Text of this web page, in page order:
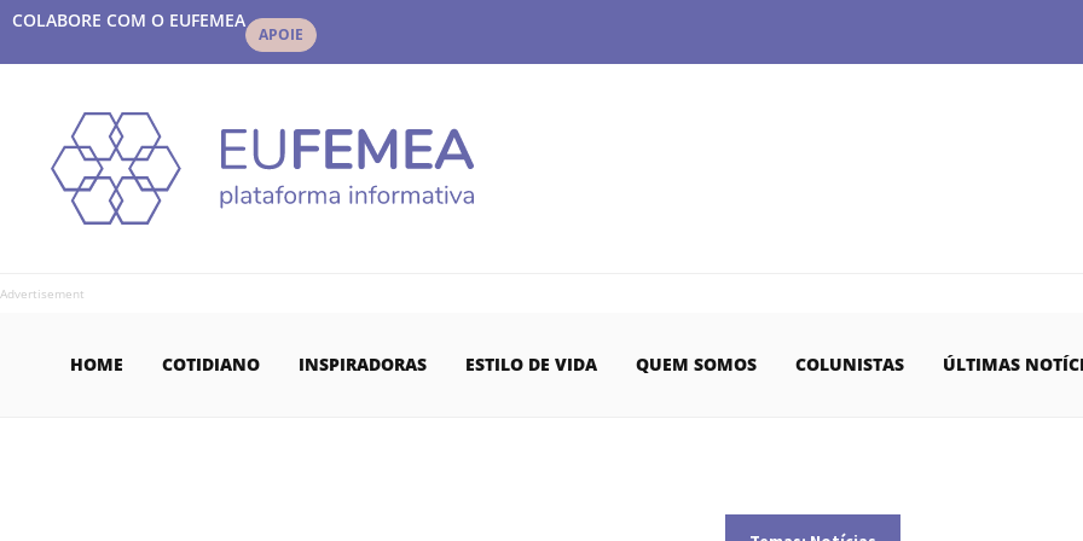
COLABORE COM O EUFEMEA
APOIE
Advertisement
HOME COTIDIANO INSPIRADORAS ESTILO DE VIDA QUEM SOMOS COLUNISTAS ÚLTIMAS